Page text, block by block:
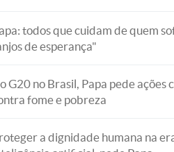
todos que cuidam de quem
de esperança"
G20 no Brasil, Papa pede ações
fome e pobreza
a dignidade humana na